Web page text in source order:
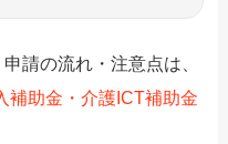
請の流れ・注意点は、
補助金・介護ICT補助金